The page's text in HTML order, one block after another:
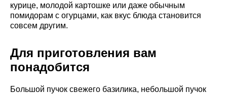
курице, молодой картошке или даже обычным
помидорам с огурцами, как вкус блюда становится
совсем другим.
Для приготовления вам
понадобится
Большой пучок свежего базилика, небольшой пучок